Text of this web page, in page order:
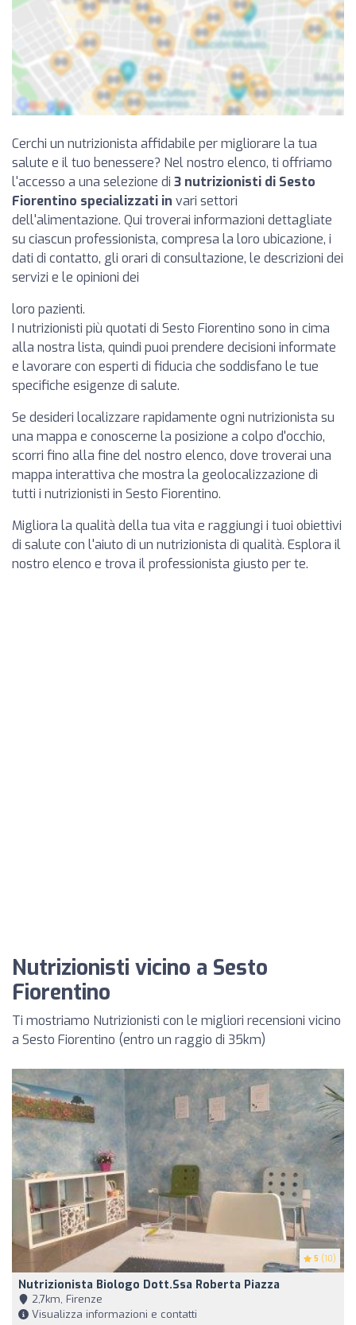
Cerchi un nutrizionista affidabile per migliorare la tua
salute e il tuo benessere? Nel nostro elenco, ti offriamo
l'accesso a una selezione di 3 nutrizionisti di Sesto
Fiorentino specializzati in vari settori
dell'alimentazione. Qui troverai informazioni dettagliate
su ciascun professionista, compresa la loro ubicazione, i
dati di contatto, gli orari di consultazione, le descrizioni dei
servizi e le opinioni dei
loro pazienti.
I nutrizionisti più quotati di Sesto Fiorentino sono in cima
alla nostra lista, quindi puoi prendere decisioni informate
e lavorare con esperti di fiducia che soddisfano le tue
specifiche esigenze di salute.
Se desideri localizzare rapidamente ogni nutrizionista su
una mappa e conoscerne la posizione a colpo d'occhio,
scorri fino alla fine del nostro elenco, dove troverai una
mappa interattiva che mostra la geolocalizzazione di
tutti i nutrizionisti in Sesto Fiorentino.
Migliora la qualità della tua vita e raggiungi i tuoi obiettivi
di salute con l'aiuto di un nutrizionista di qualità. Esplora il
nostro elenco e trova il professionista giusto per te.
Nutrizionisti vicino a Sesto
Fiorentino
Ti mostriamo Nutrizionisti con le migliori recensioni vicino
a Sesto Fiorentino (entro un raggio di 35km)
5 (10)
Nutrizionista Biologo Dott.ssa Roberta Piazza
2,7km, Firenze
Visualizza informazioni e contatti